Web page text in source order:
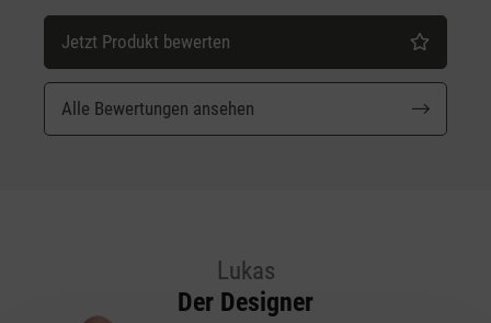
Jetzt Produkt bewerten
Alle Bewertungen ansehen
Lukas
Der Designer